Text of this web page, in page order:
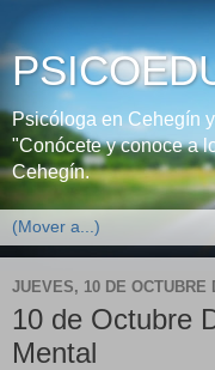
Psicóloga en Cehegín
"Conócete y conoce a
Cehegín.
JUEVES, 10 DE OCTUBRE
10 de Octubre
Mental